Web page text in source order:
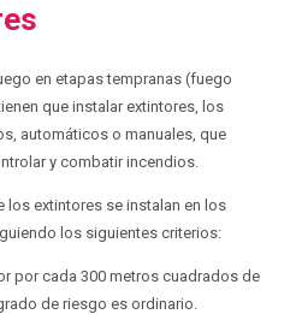
en etapas tempranas (fuego
que instalar extintores, los
automáticos o manuales, que
y combatir incendios.
los extintores se instalan en los
los siguientes criterios:
por cada 300 metros cuadrados de
de riesgo es ordinario.